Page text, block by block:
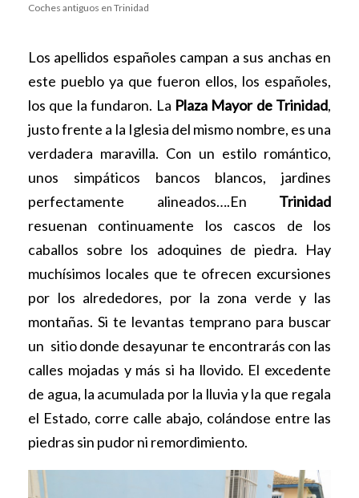
Coches antiguos en Trinidad
Los apellidos españoles campan a sus anchas en
este pueblo ya que fueron ellos, los españoles,
los que la fundaron. La Plaza Mayor de Trinidad,
justo frente a la Iglesia del mismo nombre, es una
verdadera maravilla. Con un estilo romántico,
unos simpáticos bancos blancos, jardines
perfectamente alineados….En Trinidad
resuenan continuamente los cascos de los
caballos sobre los adoquines de piedra. Hay
muchísimos locales que te ofrecen excursiones
por los alrededores, por la zona verde y las
montañas. Si te levantas temprano para buscar
un sitio donde desayunar te encontrarás con las
calles mojadas y más si ha llovido. El excedente
de agua, la acumulada por la lluvia y la que regala
el Estado, corre calle abajo, colándose entre las
piedras sin pudor ni remordimiento.